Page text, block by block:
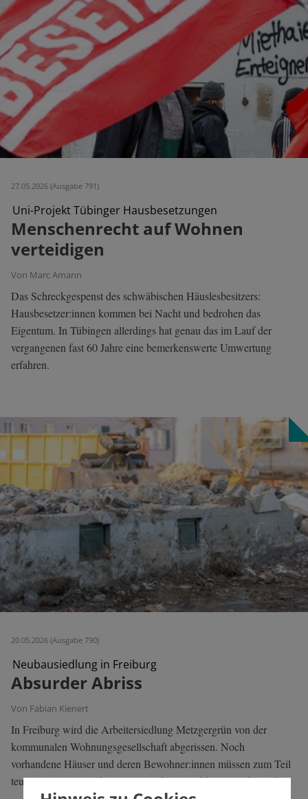
27.05.2026 (Ausgabe 791)
Uni-Projekt Tübinger Hausbesetzungen
Menschenrecht auf Wohnen
verteidigen
Von Marc Amann
Das Schreckgespenst des schwäbischen Häuslesbesitzers:
Hausbesetzer:innen kommen bei Nacht und bedrohen das
Eigentum. In Tübingen allerdings hat genau das im Lauf der
vergangenen fast 60 Jahre eine bemerkenswerte Umwertung
erfahren.
20.05.2026 (Ausgabe 790)
Neubausiedlung in Freiburg
Absurder Abriss
Von Fabian Kienert
In Freiburg wird die Arbeitersiedlung Metzgergrün von der
kommunalen Wohnungsgesellschaft abgerissen. Noch
vorhandene Häuser und deren Bewohner:innen müssen zum Teil
teuren Eigentumswohnungen weichen. Nachhaltig ist das nicht.